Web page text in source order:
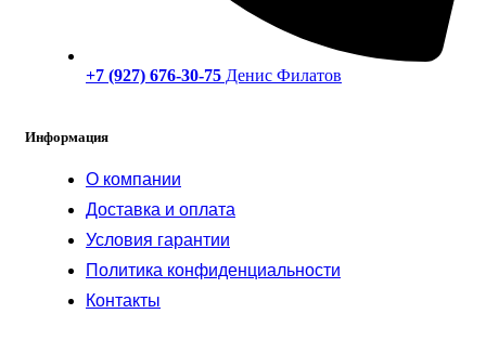
+7 (927) 676-30-75 Денис Филатов
Информация
О компании
Доставка и оплата
Условия гарантии
Политика конфиденциальности
Контакты